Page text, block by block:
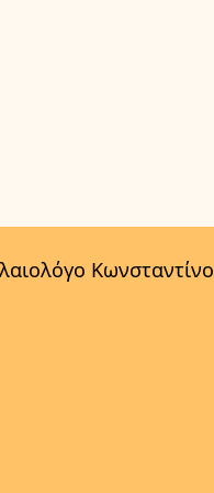
Κωνσταντίνο